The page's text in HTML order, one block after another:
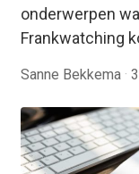
onderwerpen
Frankwatching
Sanne Bekkema ·